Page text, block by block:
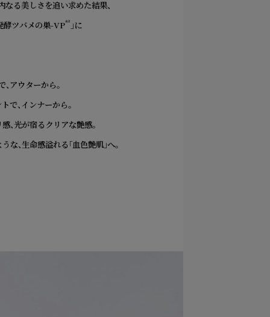
なる美しさを追い求めた結果、
酵ツバメの巣-VP*² 」に
アウターから。
で、インナーから。
、光が宿るクリアな艶感。
、生命感溢れる「血色艶肌」へ。